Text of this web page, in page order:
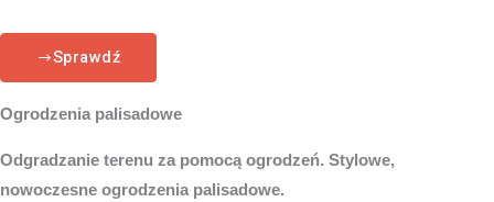
Sprawdź
Ogrodzenia palisadowe
Odgradzanie terenu za pomocą ogrodzeń. Stylowe,
nowoczesne ogrodzenia palisadowe.